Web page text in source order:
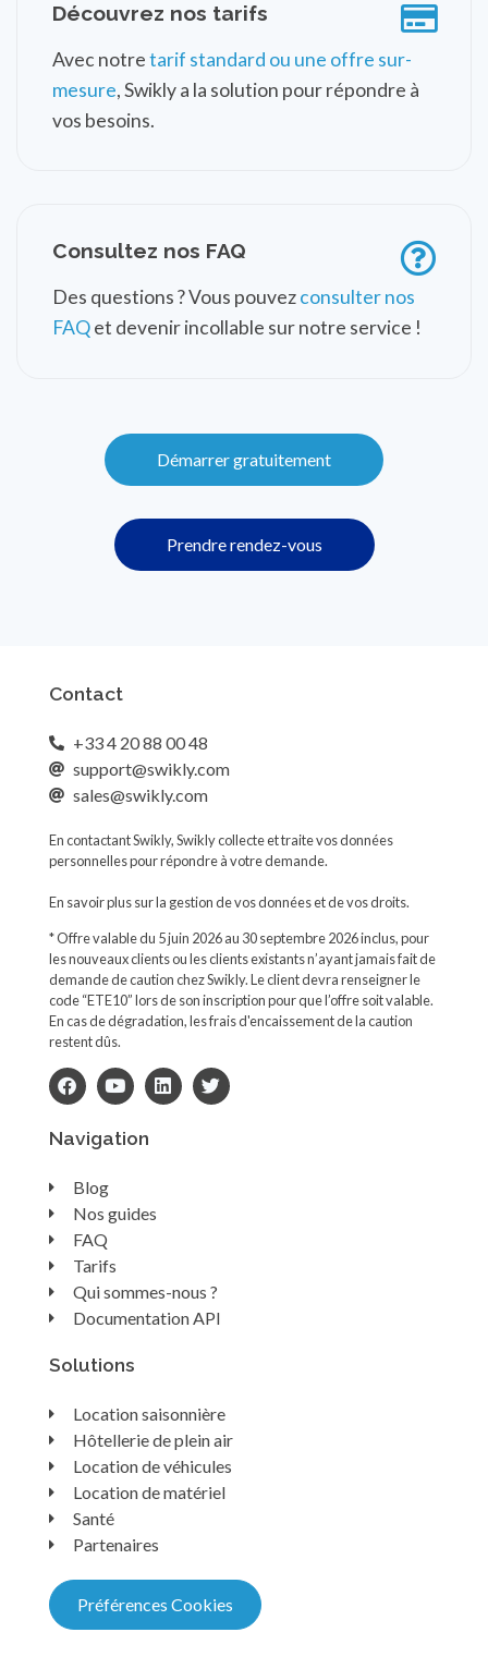
Découvrez nos tarifs
Avec notretarif standard ou une offre sur-
mesure, Swikly a la solution pour répondre à
vos besoins.
Consultez nos FAQ
Des questions ? Vous pouvezconsulter nos
FAQet devenir incollable sur notre service !
Démarrer gratuitement
Prendre rendez-vous
Contact
+33 4 20 88 00 48
support@swikly.com
sales@swikly.com
En contactant Swikly, Swikly collecte et traite vos données
personnelles pour répondre à votre demande.
En savoir plus sur la gestion de vos données et de vos droits.
* Offre valable du 5 juin 2026 au 30 septembre 2026 inclus, pour
les nouveaux clients ou les clients existants n’ayant jamais fait de
demande de caution chez Swikly. Le client devra renseigner le
code “ETE10” lors de son inscription pour que l’offre soit valable.
En cas de dégradation, les frais d'encaissement de la caution
restent dûs.
Navigation
Blog
Nos guides
FAQ
Tarifs
Qui sommes-nous ?
Documentation API
Solutions
Location saisonnière
Hôtellerie de plein air
Location de véhicules
Location de matériel
Santé
Partenaires
Préférences Cookies